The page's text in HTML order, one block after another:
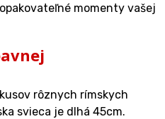
momenty vašej
rôznych rímskych
svieca je dlhá 45cm.